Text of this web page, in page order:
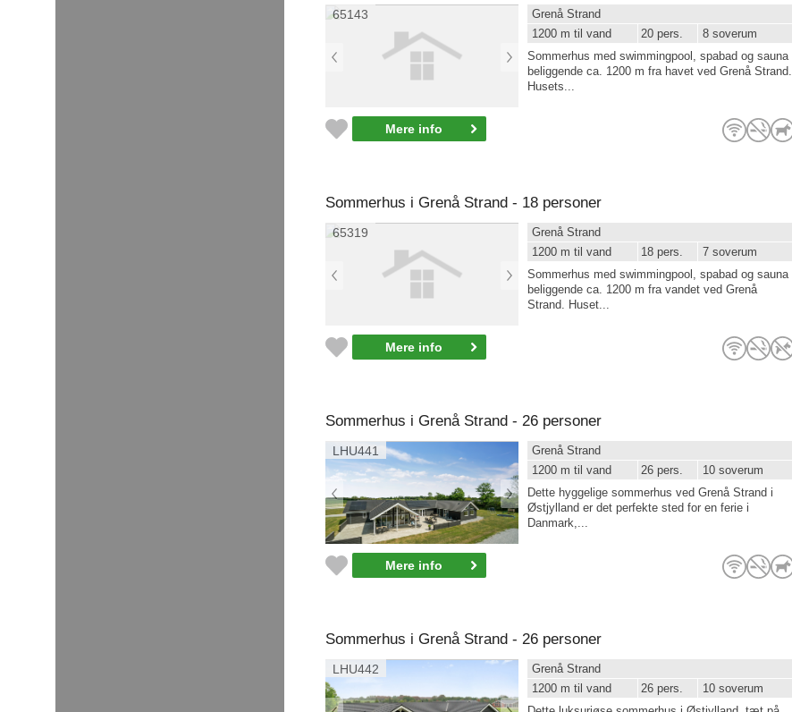
65143
Mere info
Grenå Strand
1200 m til vand
20 pers.
8 soverum
Sommerhus med swimmingpool, spabad og sauna
beliggende ca. 1200 m fra havet ved Grenå Strand.
Husets...
Sommerhus i Grenå Strand - 18 personer
65319
Mere info
Grenå Strand
1200 m til vand
18 pers.
7 soverum
Sommerhus med swimmingpool, spabad og sauna
beliggende ca. 1200 m fra vandet ved Grenå
Strand. Huset...
Sommerhus i Grenå Strand - 26 personer
LHU441
Mere info
Grenå Strand
1200 m til vand
26 pers.
10 soverum
Dette hyggelige sommerhus ved Grenå Strand i
Østjylland er det perfekte sted for en ferie i
Danmark,...
Sommerhus i Grenå Strand - 26 personer
LHU442
Grenå Strand
1200 m til vand
26 pers.
10 soverum